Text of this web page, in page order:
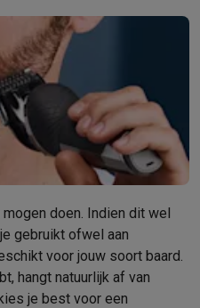
Draadloze
Smart speakers
Platenspelers
GPS accessoires
Kabels
Draagbare
Instant camera'sCanon
Camcorder
Flitsers & filters SD-kaarten
Samsung smartphones
BuyBack
Samsung hoesjesAlle
TrackersBandjes
doen. Indien dit wel
gebruikt ofwel aan
voor jouw soort baard.
hangt natuurlijk af van
je best voor een